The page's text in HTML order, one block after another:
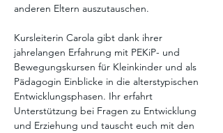
anderen Eltern auszutauschen.
Kursleiterin Carola gibt dank ihrer
jahrelangen Erfahrung mit PEKiP- und
Bewegungskursen für Kleinkinder und als
Pädagogin Einblicke in die alterstypischen
Entwicklungsphasen. Ihr erfahrt
Unterstützung bei Fragen zu Entwicklung
und Erziehung und tauscht euch mit den